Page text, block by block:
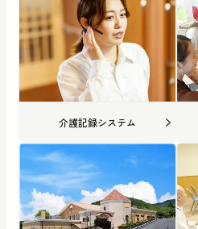
介護記録システム